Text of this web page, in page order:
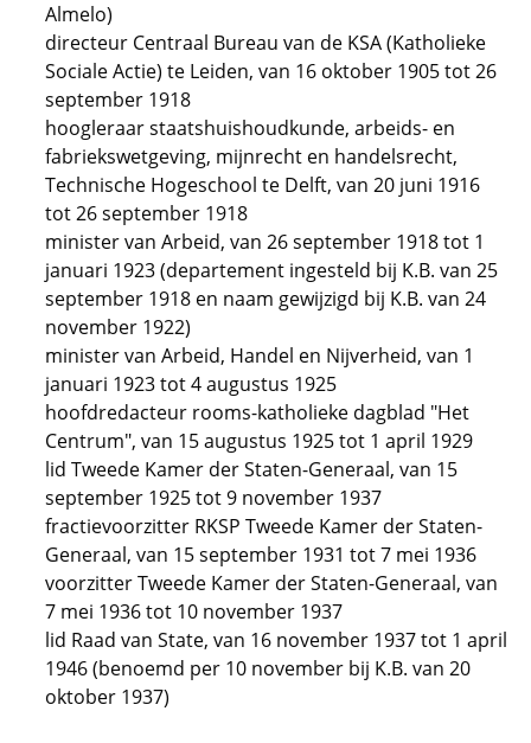
Almelo)
directeur Centraal Bureau van de KSA (Katholieke
Sociale Actie) te Leiden, van 16 oktober 1905 tot 26
september 1918
hoogleraar staatshuishoudkunde, arbeids- en
fabriekswetgeving, mijnrecht en handelsrecht,
Technische Hogeschool te Delft, van 20 juni 1916
tot 26 september 1918
minister van Arbeid, van 26 september 1918 tot 1
januari 1923 (departement ingesteld bij K.B. van 25
september 1918 en naam gewijzigd bij K.B. van 24
november 1922)
minister van Arbeid, Handel en Nijverheid, van 1
januari 1923 tot 4 augustus 1925
hoofdredacteur rooms-katholieke dagblad "Het
Centrum", van 15 augustus 1925 tot 1 april 1929
lid Tweede Kamer der Staten-Generaal, van 15
september 1925 tot 9 november 1937
fractievoorzitter RKSP Tweede Kamer der Staten-
Generaal, van 15 september 1931 tot 7 mei 1936
voorzitter Tweede Kamer der Staten-Generaal, van
7 mei 1936 tot 10 november 1937
lid Raad van State, van 16 november 1937 tot 1 april
1946 (benoemd per 10 november bij K.B. van 20
oktober 1937)